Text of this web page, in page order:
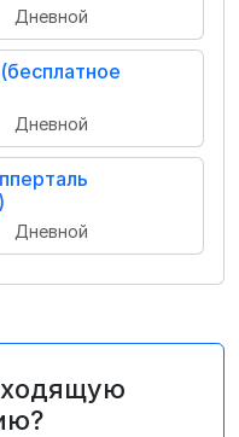
Дневной
Дневной
Дневной